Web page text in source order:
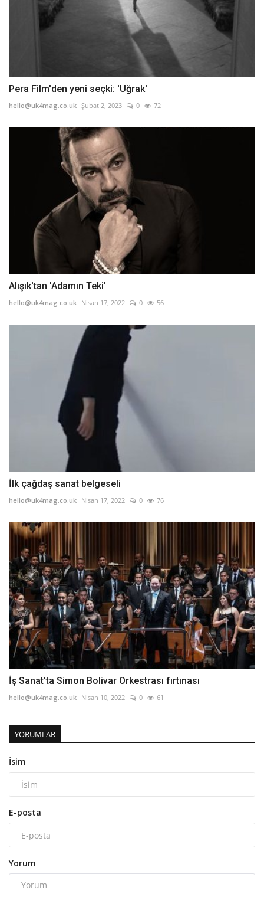
Pera Film'den yeni seçki: 'Uğrak'
hello@uk4mag.co.uk Şubat 2, 2023 0 72
Alışık'tan 'Adamın Teki'
hello@uk4mag.co.uk Nisan 17, 2022 0 56
İlk çağdaş sanat belgeseli
hello@uk4mag.co.uk Nisan 17, 2022 0 76
İş Sanat'ta Simon Bolivar Orkestrası fırtınası
hello@uk4mag.co.uk Nisan 10, 2022 0 61
YORUMLAR
İsim
E-posta
Yorum